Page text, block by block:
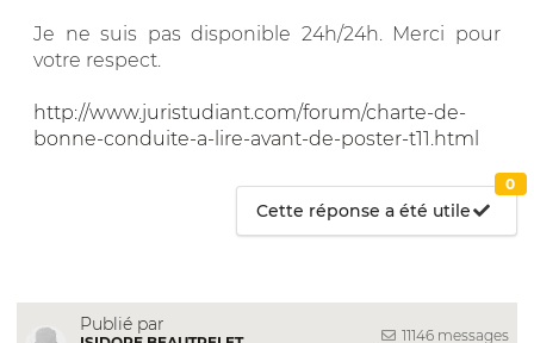
Je ne suis pas disponible 24h/24h. Merci pour
votre respect.
http://www.juristudiant.com/forum/charte-de-
bonne-conduite-a-lire-avant-de-poster-t11.html
Cette réponse a été utile
0
Publié par
11146 messages